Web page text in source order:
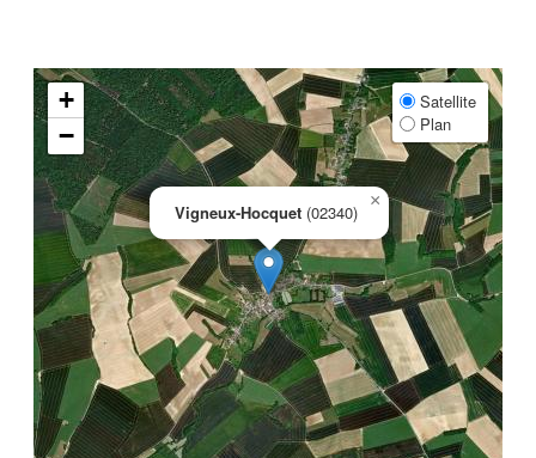
Vigneux-Hocquet (02340)
×
+
−
Satellite
Plan